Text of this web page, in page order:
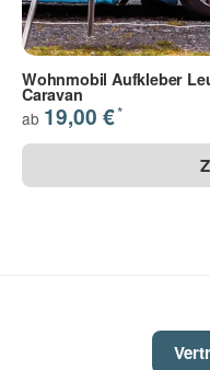
29 - schwarz
31 - gold
Frage zum Artikel
Ihre Frage
Wohnmobil Aufkleber
Caravan
ab 19,00 €*